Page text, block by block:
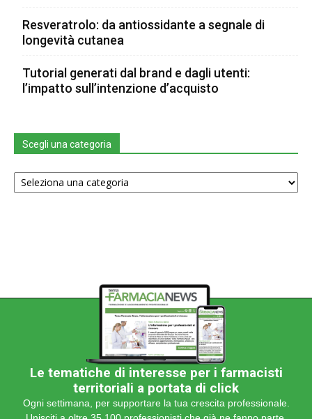
Resveratrolo: da antiossidante a segnale di
longevità cutanea
Tutorial generati dal brand e dagli utenti:
l’impatto sull’intenzione d’acquisto
Scegli una categoria
Scegli
una
Le tematiche di interesse per i farmacisti
territoriali a portata di click
Ogni settimana, per supportare la tua crescita professionale.